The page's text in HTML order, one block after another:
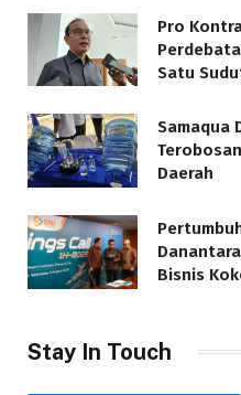
Pro
Satu
Samaqua
Daerah
Bisnis
Stay In Touch